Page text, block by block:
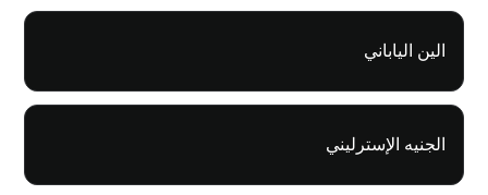
الين الياباني
الجنيه الإسترليني